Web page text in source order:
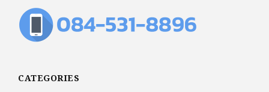
CATEGORIES